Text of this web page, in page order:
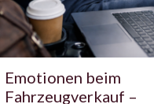
Emotionen beim
Fahrzeugverkauf –